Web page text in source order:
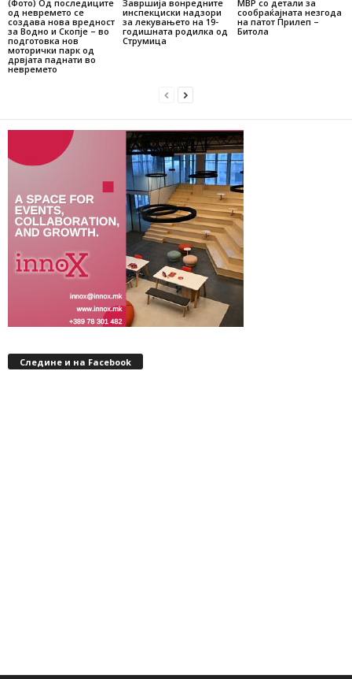
(Фото) Од последиците
од невремето се
создава нова вредност
за Водно и Скопје – во
подготовка нов
моторички парк од
дрвјата паднати во
невремето
Завршија вонредните
инспекциски надзори
за лекувањето на 19-
годишната родилка од
Струмица
МВР со детали за
сообраќајната незгода
на патот Прилеп –
Битола
Следине и на Facebook